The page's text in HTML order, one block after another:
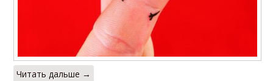
Читать дальше →